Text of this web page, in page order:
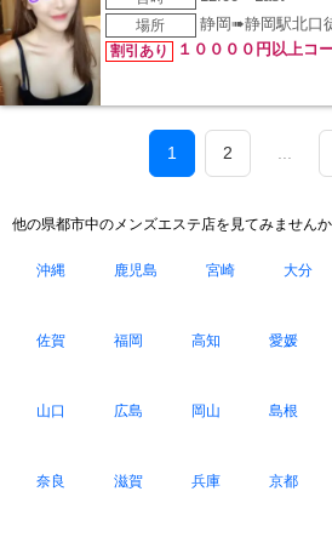
場所
静岡➠静岡駅北口
割引あり
１００００円以上コ
1 2
他の県都市中のメンズエステ店を見てみませんか
沖縄 鹿児島 宮崎 大分
佐賀 福岡 高知 愛媛
山口 広島 岡山 島根
奈良 滋賀 兵庫 京都